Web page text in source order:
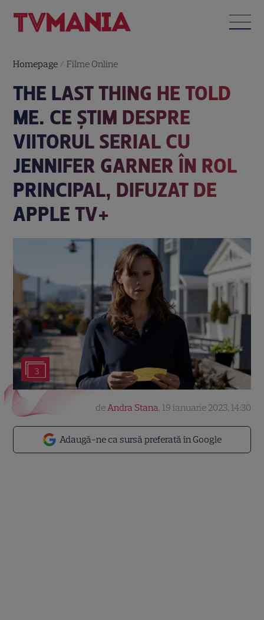
Homepage /Filme Online
THE LAST THING HE TOLD
ME. CE ȘTIM DESPRE
VIITORUL SERIAL CU
JENNIFER GARNER ÎN ROL
PRINCIPAL, DIFUZAT DE
APPLE TV+
3
Adaugă-ne ca sursă preferată în Google
deAndra Stana, 19 ianuarie 2023, 14:30